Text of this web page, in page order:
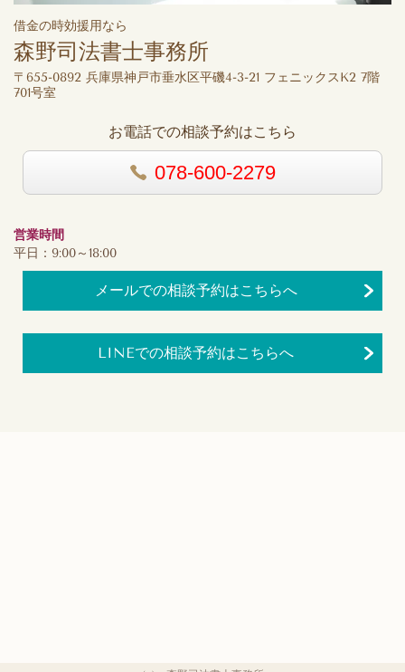
借金の時効援用なら
森野司法書士事務所
〒655-0892 兵庫県神戸市垂水区平磯4-3-21 フェニックスK2 7階
701号室
お電話での相談予約はこちら
078-600-2279
営業時間
平日：9:00～18:00
メールでの相談予約はこちらへ
LINEでの相談予約はこちらへ